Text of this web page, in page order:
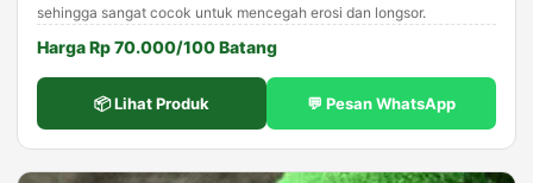
sehingga sangat cocok untuk mencegah erosi dan longsor.
Harga Rp 70.000/100 Batang
📦 Lihat Produk 💬 Pesan WhatsApp